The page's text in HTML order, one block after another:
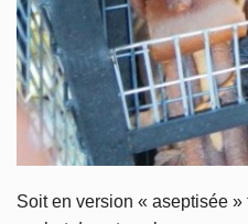
Soit en version « aseptisée